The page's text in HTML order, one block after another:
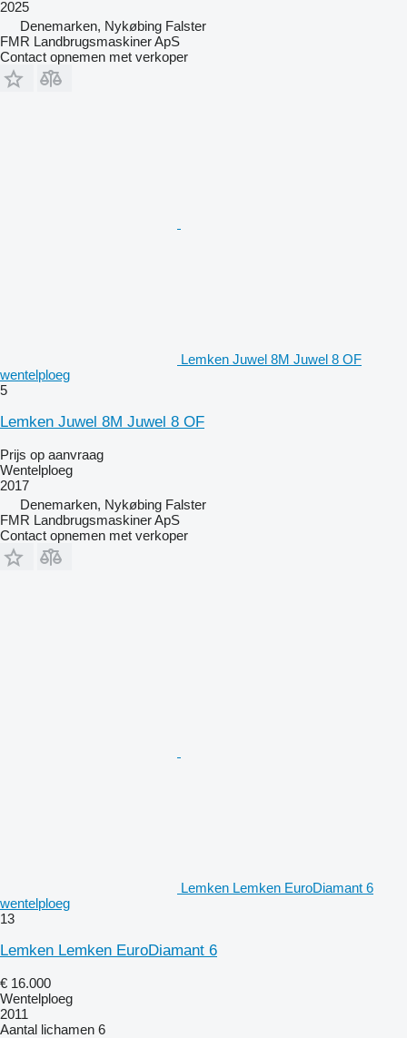
2025
Denemarken, Nykøbing Falster
FMR Landbrugsmaskiner ApS
Contact opnemen met verkoper
Lemken Juwel 8M Juwel 8 OF
wentelploeg
5
Lemken Juwel 8M Juwel 8 OF
Prijs op aanvraag
Wentelploeg
2017
Denemarken, Nykøbing Falster
FMR Landbrugsmaskiner ApS
Contact opnemen met verkoper
Lemken Lemken EuroDiamant 6
wentelploeg
13
Lemken Lemken EuroDiamant 6
€ 16.000
Wentelploeg
2011
Aantal lichamen 6